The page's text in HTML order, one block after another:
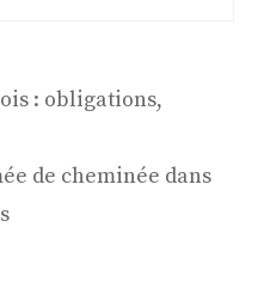
: obligations,
de cheminée dans